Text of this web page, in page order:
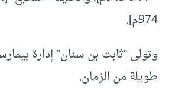
974م].
وتولى “ثابت بن سنان” إدارة
طويلة من الزمان.